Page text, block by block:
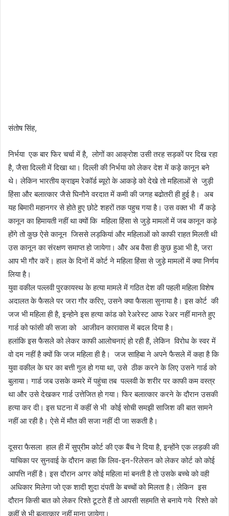
संतोष सिंह,
निर्भया एक बार फिर चर्चा में है, लोगों का आक्रोश उसी तरह सड़कों पर दिख रहा
है, जैसा दिल्ली में दिखा था। दिल्ली की निर्भया को लेकर देश में कड़े कानून बने
थे। लेकिन भारतीय क्राइम रेकॉर्ड ब्यूरो के आकड़े को देखे तो महिलाओं से जुड़ी
हिंसा और बलात्कार जैसे घिनौने वरदात में कमी की जगह बढोतरी ही हुई है। अब
यह बिमारी महानगर से होते हुए छोटे शहरों तक पहुच गया है। उस वक्त भी मैं कड़े
कानून का हिमायती नहीं था क्यों कि महिला हिंसा से जुड़े मामलों में जब कानून कड़े
होंगे तो कुछ ऐसे कानून जिससे लड़कियां और महिलाओं को काफी राहत मिलती थी
उस कानून का संरक्षण समाप्त हो जायेगा। और अब वैसा ही कुछ हुआ भी है, जरा
आप भी गौर करें। हाल के दिनों में कोर्ट ने महिला हिंसा से जुड़े मामलों में क्या निर्णय
लिया है।
युवा वकील पल्लवी पुरकायस्थ के हत्या मामले में गठित देश की पहली महिला विशेष
अदालत के फैसले पर जरा गौर करिए, उसने क्या फैसला सुनाया है। इस कोर्ट की
जज भी महिला ही है, इन्होने इस हत्या कांड को रेअरेस्ट आफ रेअर नहीं मानते हुए
गार्ड को फांसी की सजा को आजीवन कारावास में बदल दिया है।
हलांकि इस फैसले को लेकर काफी आलोचनाएं हो रही हैं, लेकिन विरोध के स्वर में
वो दम नहीं है क्यों कि जज महिला ही है। जज साहिबा ने अपने फैसले में कहा है कि
युवा वकील के घर का बत्ती गुल हो गया था, उसे ठीक करने के लिए उसने गार्ड को
बुलाया। गार्ड जब उसके कमरे में पहुंचा तब पल्लवी के शरीर पर काफी कम वस्त्र
था और उसे देखकर गार्ड उत्तेजित हो गया। फिर बलात्कार करने के दौरान उसकी
हत्या कर दी। इस घटना में कहीं से भी कोई सोची समझी साजिश की बात सामने
नहीं आ रही है। ऐसे में मौत की सजा नहीं दी जा सकती है।
दूसरा फैसला हाल ही में सुप्रीम कोर्ट की एक बैंच ने दिया है, इन्होंने एक लड़की की
याचिका पर सुनवाई के दौरान कहा कि लिव-इन-रिलेसन को लेकर कोर्ट को कोई
आपत्ति नहीं है। इस दौरान अगर कोई महिला मां बनती है तो उसके बच्चे को वही
अधिकार मिलेगा जो एक शादी शुदा दंपती के बच्चों को मिलता है। लेकिन इस
दौरान किसी बात को लेकर रिश्ते टूटते हैं तो आपसी सहमति से बनाये गये रिश्ते को
कहीं से भी बलात्कार नहीं माना जायेगा।